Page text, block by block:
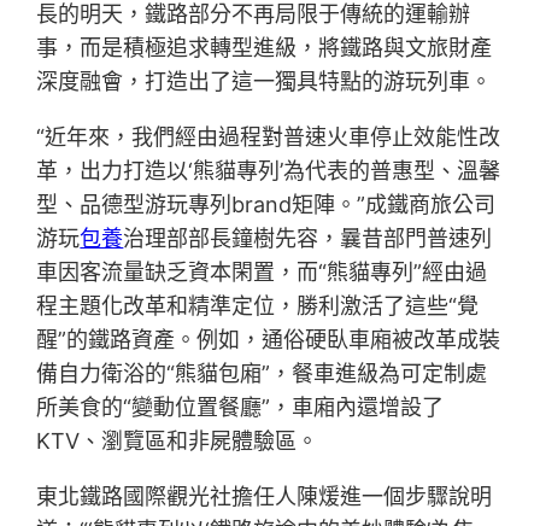
長的明天，鐵路部分不再局限于傳統的運輸辦
事，而是積極追求轉型進級，將鐵路與文旅財產
深度融會，打造出了這一獨具特點的游玩列車。
“近年來，我們經由過程對普速火車停止效能性改
革，出力打造以‘熊貓專列’為代表的普惠型、溫馨
型、品德型游玩專列brand矩陣。”成鐵商旅公司
游玩包養治理部部長鐘樹先容，曩昔部門普速列
車因客流量缺乏資本閑置，而“熊貓專列”經由過
程主題化改革和精準定位，勝利激活了這些“覺
醒”的鐵路資產。例如，通俗硬臥車廂被改革成裝
備自力衛浴的“熊貓包廂”，餐車進級為可定制處
所美食的“變動位置餐廳”，車廂內還增設了
KTV、瀏覽區和非屍體驗區。
東北鐵路國際觀光社擔任人陳煖進一個步驟說明